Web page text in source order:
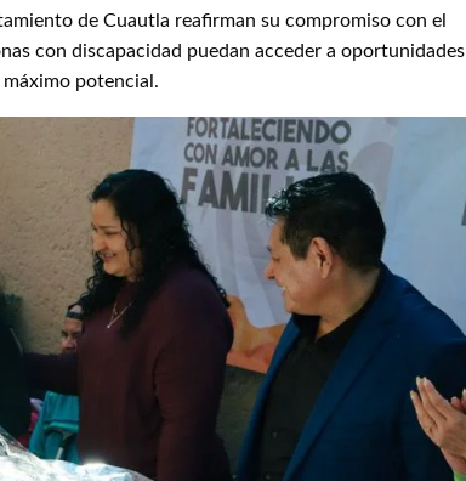
de Cuautla reafirman su compromiso con el
con discapacidad puedan acceder a oportunidades
potencial.